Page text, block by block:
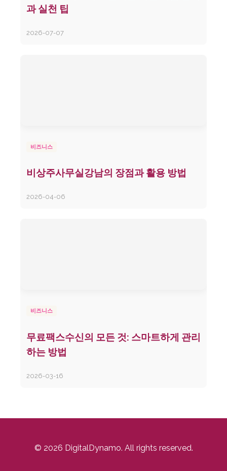
과 실천 팁
2026-07-07
비즈니스
비상주사무실강남의 장점과 활용 방법
2026-04-06
비즈니스
무료팩스수신의 모든 것: 스마트하게 관리
하는 방법
2026-03-16
© 2026 DigitalDynamo. All rights reserved.